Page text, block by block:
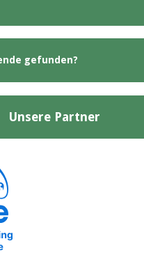
gefunden?
Unsere Partner